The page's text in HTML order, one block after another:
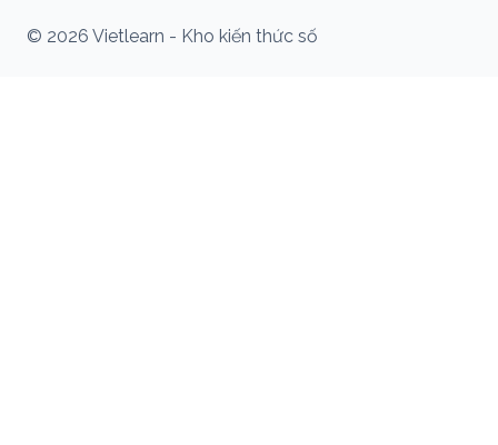
© 2026 Vietlearn - Kho kiến thức số